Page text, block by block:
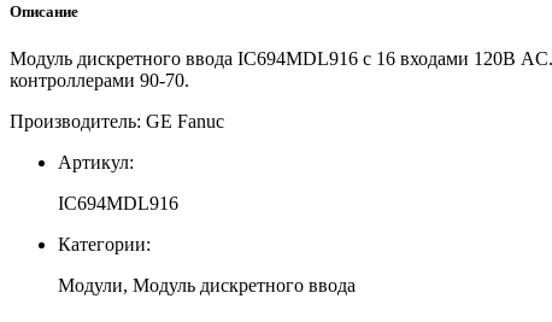
вход
AC
Описание
Модуль дискретного ввода IC694MDL916 с 16 входами 120В
контроллерами 90-70.
Производитель: GE Fanuc
Артикул:
IC694MDL916
Категории:
Модули, Модуль дискретного ввода